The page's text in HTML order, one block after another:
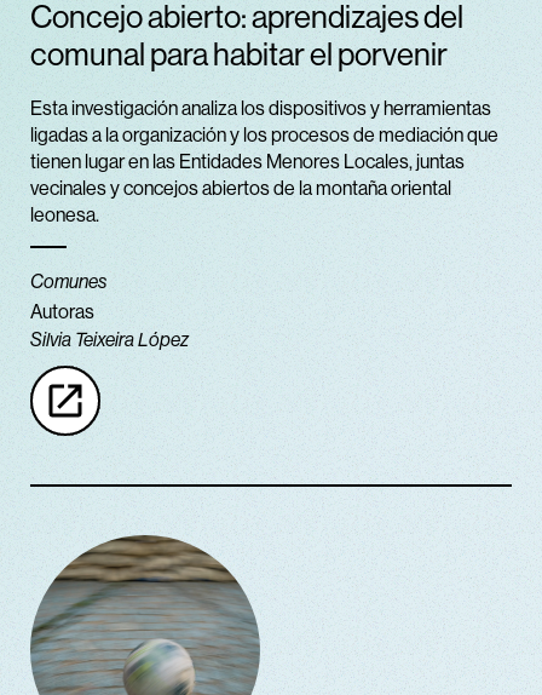
Concejo abierto: aprendizajes del
comunal para habitar el porvenir
Esta investigación analiza los dispositivos y herramientas
ligadas a la organización y los procesos de mediación que
tienen lugar en las Entidades Menores Locales, juntas
vecinales y concejos abiertos de la montaña oriental
leonesa.
Comunes
Autoras
Silvia Teixeira López